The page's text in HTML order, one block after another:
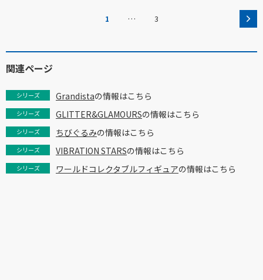
1 … 3
関連ページ
シリーズ Grandistaの情報はこちら
シリーズ GLITTER&GLAMOURSの情報はこちら
シリーズ ちびぐるみの情報はこちら
シリーズ VIBRATION STARSの情報はこちら
シリーズ ワールドコレクタブルフィギュアの情報はこちら